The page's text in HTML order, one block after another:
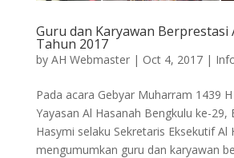
Guru dan Karyawan Berprestasi
Tahun 2017
by AH Webmaster| Oct 4, 2017|
Pada acara Gebyar Muharram 1439
Yayasan Al Hasanah Bengkulu ke-29,
Hasymi selaku Sekretaris Eksekutif Al
mengumumkan guru dan karyawan